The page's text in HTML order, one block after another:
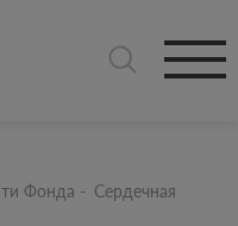
Фонда - Сердечная